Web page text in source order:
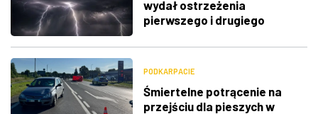
wydał ostrzeżenia
pierwszego i drugiego
PODKARPACIE
Śmiertelne potrącenie na
przejściu dla pieszych w